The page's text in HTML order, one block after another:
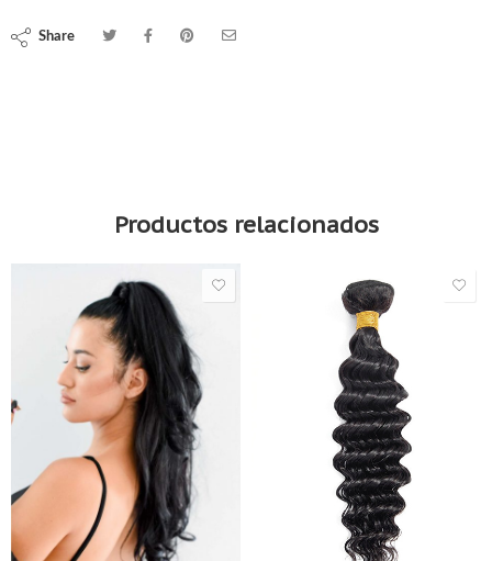
Share
Productos relacionados